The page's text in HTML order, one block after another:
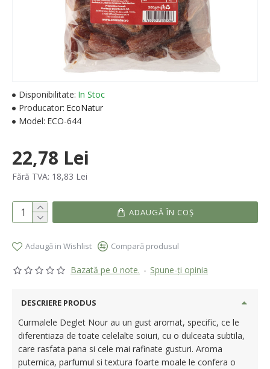
Disponibilitate: In Stoc
Producator: EcoNatur
Model: ECO-644
Bazată pe 0 note. - Spune-ţi opinia
22,78 Lei
Fără TVA: 18,83 Lei
ADAUGĂ ÎN COŞ
Adaugă in Wishlist Compară produsul
DESCRIERE PRODUS
Curmalele Deglet Nour au un gust aromat, specific, ce le
diferentiaza de toate celelalte soiuri, cu o dulceata subtila,
care rasfata pana si cele mai rafinate gusturi. Aroma
puternica, parfumul si textura foarte moale le confera o